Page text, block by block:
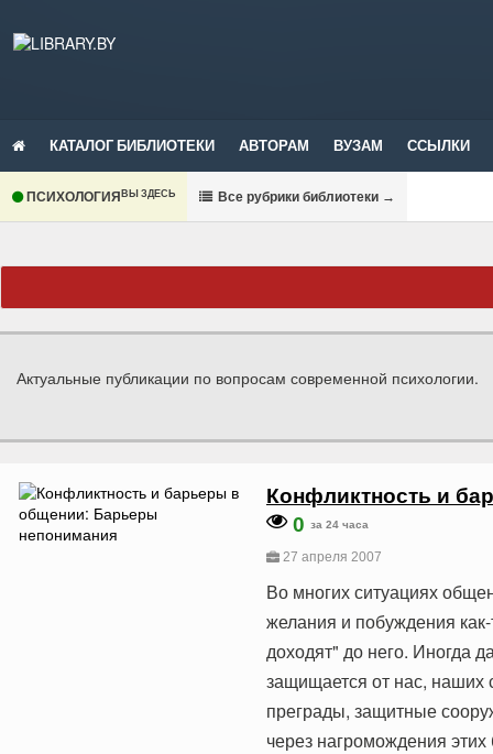
КАТАЛОГ БИБЛИОТЕКИ АВТОРАМ ВУЗАМ ССЫЛКИ
ПСИХОЛОГИЯВЫ ЗДЕСЬ Все рубрики библиотеки →
Актуальные публикации по вопросам современной психологии.
Конфликтность и
0 за 24 часа
27 апреля 2007
Во многих ситуациях
желания и побуждения
доходят" до него. Иногда
защищается от нас, наших
преграды, защитные
через нагромождения